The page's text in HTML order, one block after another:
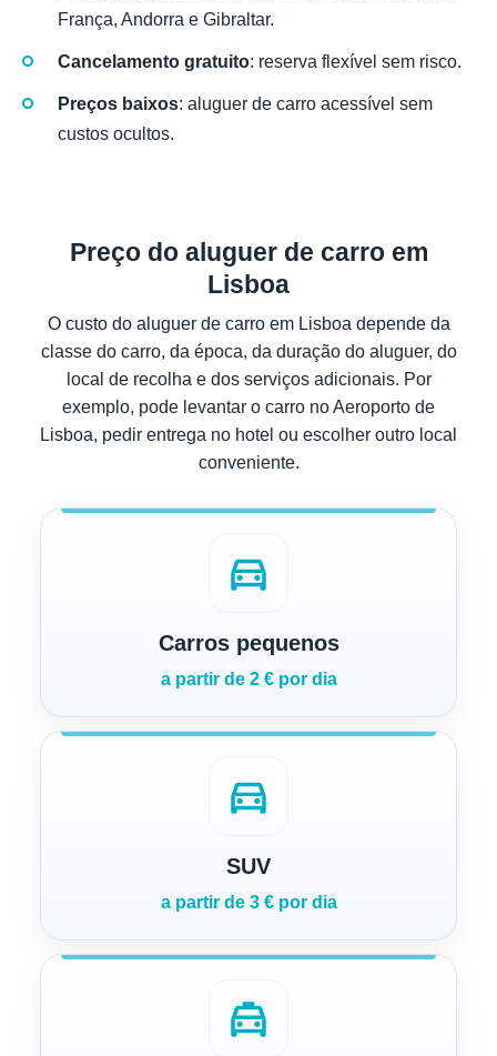
França, Andorra e Gibraltar.
Cancelamento gratuito: reserva flexível sem risco.
Preços baixos: aluguer de carro acessível sem
custos ocultos.
Preço do aluguer de carro em
Lisboa
O custo do aluguer de carro em Lisboa depende da
classe do carro, da época, da duração do aluguer, do
local de recolha e dos serviços adicionais. Por
exemplo, pode levantar o carro no Aeroporto de
Lisboa, pedir entrega no hotel ou escolher outro local
conveniente.
directions_car
Carros pequenos
a partir de 2 € por dia
directions_car
SUV
a partir de 3 € por dia
local_taxi